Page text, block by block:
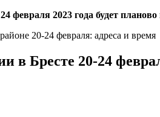
февраля 2023 года будет
в Бресте 20-24